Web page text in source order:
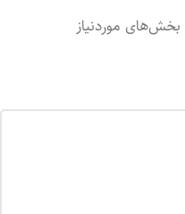
بخش‌های موردنیاز